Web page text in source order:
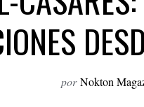
por Nokton